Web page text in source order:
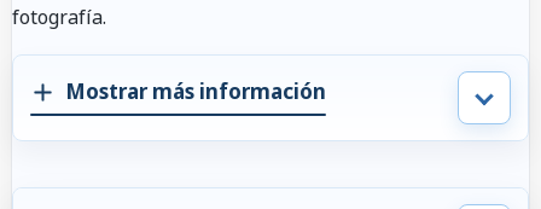
fotografía.
Mostrar más información